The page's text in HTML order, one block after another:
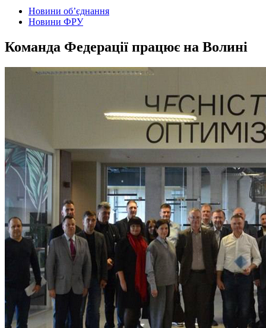
Новини об’єднання
Новини ФРУ
Команда Федерації працює на Волині